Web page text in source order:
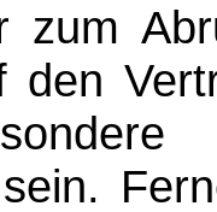
zum
den